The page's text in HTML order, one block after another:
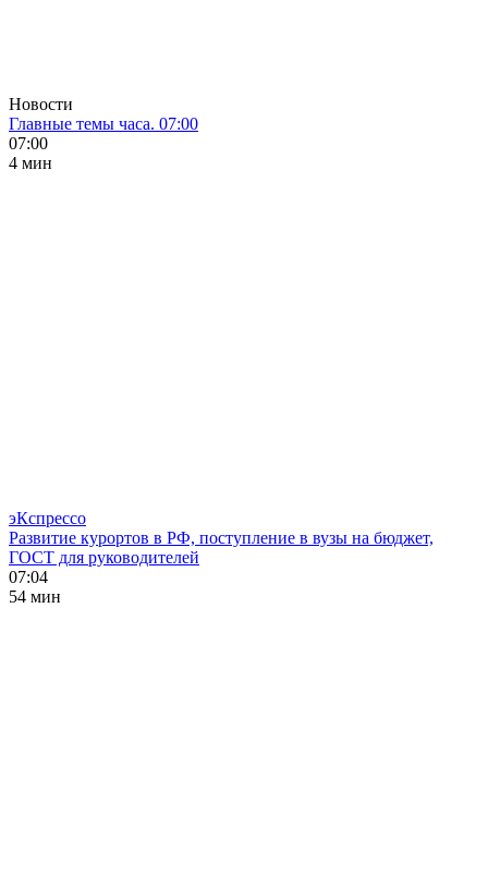
Новости
Главные темы часа. 07:00
07:00
4 мин
эКспрессо
Развитие курортов в РФ, поступление в вузы на бюджет,
ГОСТ для руководителей
07:04
54 мин